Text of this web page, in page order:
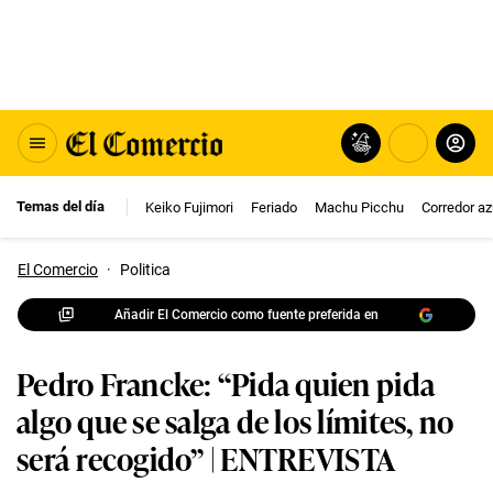
Temas del día Keiko Fujimori Feriado Machu Picchu Corredor
El Comercio · Politica
Añadir El Comercio como fuente preferida en
Pedro Francke: “Pida quien pida
algo que se salga de los límites, no
será recogido” | ENTREVISTA